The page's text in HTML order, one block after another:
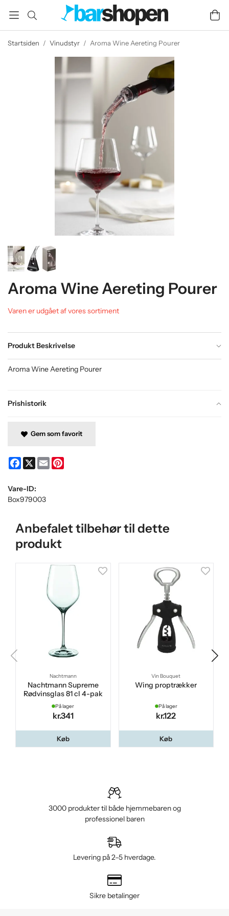
Startsiden / Vinudstyr / Aroma Wine Aereting Pourer
Aroma Wine Aereting Pourer
Varen er udgået af vores sortiment
Produkt Beskrivelse
Prishistorik
Aroma Wine Aereting Pourer
Gem som favorit
Facebook
X Email
Vare-ID:
Box979003
Anbefalet tilbehør til dette
produkt
Nachtmann
Nachtmann Supreme
Rødvinsglas 81 cl 4-pak
På lager
kr.341
Køb
Vin Bouquet
Wing proptrækker
På lager
kr.122
Køb
3000 produkter til både hjemmebaren og
professionel baren
Levering på 2–5 hverdage.
Sikre betalinger